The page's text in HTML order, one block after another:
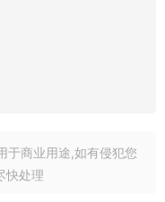
于商业用途,如有侵犯您
快处理